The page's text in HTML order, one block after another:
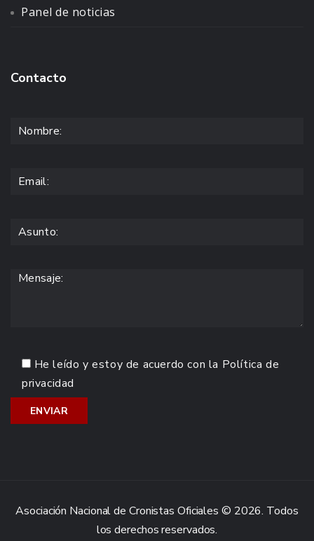
Panel de noticias
Contacto
He leído y estoy de acuerdo con la Política de
privacidad
Asociación Nacional de Cronistas Oficiales © 2026. Todos
los derechos reservados.